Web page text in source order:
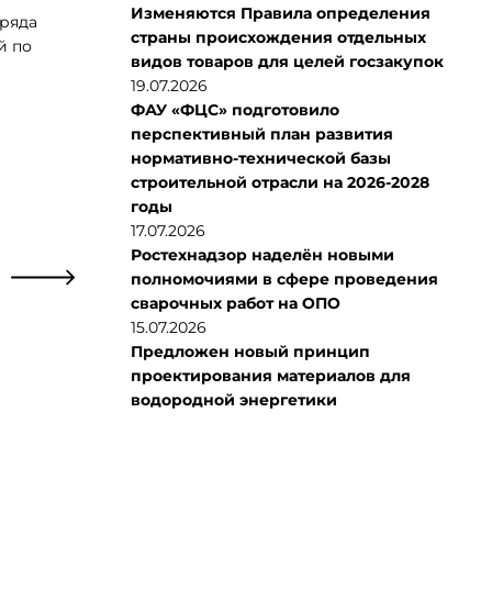
по
Изменяются Правила определения
страны происхождения отдельных
видов товаров для целей госзакупок
19.07.2026
ФАУ «ФЦС» подготовило
перспективный план развития
нормативно-технической базы
строительной отрасли на 2026-2028
годы
17.07.2026
Ростехнадзор наделён новыми
полномочиями в сфере проведения
сварочных работ на ОПО
15.07.2026
Предложен новый принцип
проектирования материалов для
водородной энергетики